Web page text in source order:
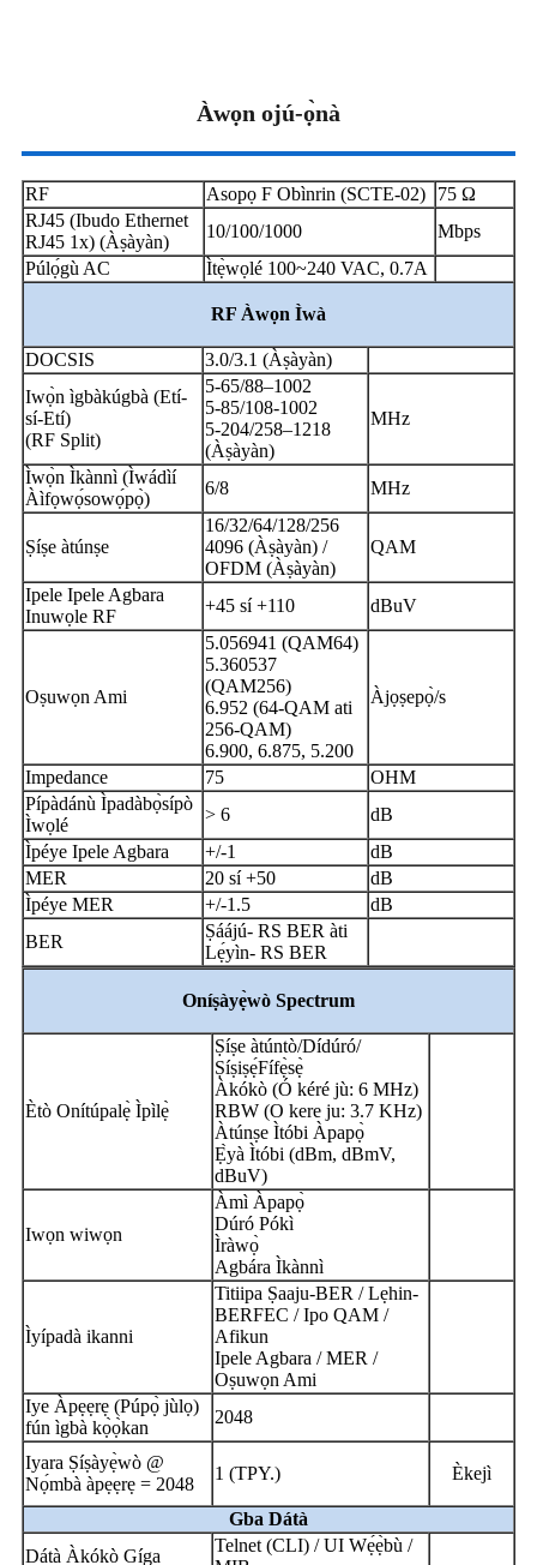
Àwọn ojú-ọ̀nà
RF Asopọ F Obìnrin (SCTE-02)
75 Ω
RJ45 (Ibudo Ethernet
RJ45 1x) (Àṣàyàn)
10/100/1000
Mbps
Púlọ́gù AC
Ìtẹ̀wọlé 100~240 VAC, 0.7A
RF Àwọn Ìwà
DOCSIS
3.0/3.1 (Àṣàyàn)
Iwọ̀n ìgbàkúgbà (Etí-
sí-Etí)
(RF Split)
5-65/88–1002
5-85/108-1002
5-204/258–1218
(Àṣàyàn)
MHz
Ìwọ̀n Ìkànnì (Ìwádìí
Àìfọwọ́sowọ́pọ̀)
6/8 MHz
Ṣíṣe àtúnṣe
16/32/64/128/256
4096 (Àṣàyàn) /
OFDM (Àṣàyàn)
QAM
Ipele Ipele Agbara
Inuwọle RF
+45 sí +110 dBuV
Oṣuwọn Ami
5.056941 (QAM64)
5.360537
(QAM256)
6.952 (64-QAM ati
256-QAM)
6.900, 6.875, 5.200
Àjọṣepọ̀/s
Impedance 75
OHM
Pípàdánù Ìpadàbọ̀sípò
Ìwọlé
> 6
dB
Ìpéye Ipele Agbara
+/-1
dB
MER
20 sí +50
dB
Ìpéye MER
+/-1.5
dB
BER
Ṣáájú- RS BER àti
Lẹ́yìn- RS BER
Oníṣàyẹ̀wò Spectrum
Ètò Onítúpalẹ̀ Ìpìlẹ̀
Ṣíṣe àtúntò/Dídúró/
Ṣíṣiṣẹ́Fífẹ̀sẹ̀
Àkókò (Ó kéré jù: 6 MHz)
RBW (O kere ju: 3.7 KHz)
Àtúnṣe Ìtóbi Àpapọ̀
Ẹ̀yà Ìtóbi (dBm, dBmV,
dBuV)
Iwọn wiwọn
Àmì Àpapọ̀
Dúró Pókì
Ìràwọ̀
Agbára Ìkànnì
Ìyípadà ikanni
Titiipa Ṣaaju-BER / Lẹhin-
BERFEC / Ipo QAM /
Afikun
Ipele Agbara / MER /
Oṣuwọn Ami
Iye Àpẹẹrẹ (Púpọ̀ jùlọ)
fún ìgbà kọ̀ọ̀kan
2048
Iyara Ṣíṣàyẹ̀wò @
Nọ́mbà àpẹẹrẹ = 2048
1 (TPY.) Èkejì
Gba Dátà
Dátà Àkókò Gíga
Telnet (CLI) / UI Wẹ́ẹ̀bù /